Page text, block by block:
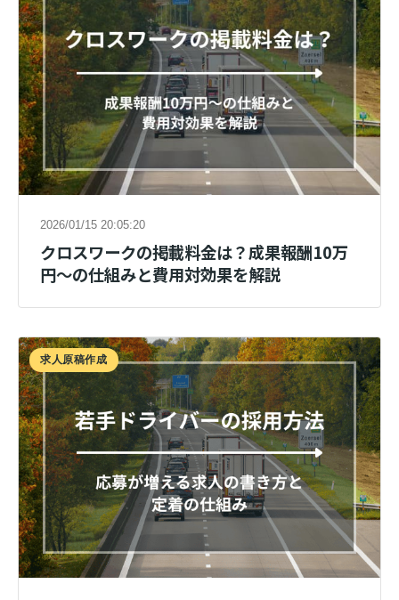
2026/01/15 20:05:20
クロスワークの掲載料金は？成果報酬10万
円〜の仕組みと費用対効果を解説
求人原稿作成